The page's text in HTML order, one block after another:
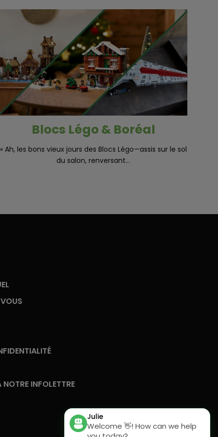
Blocs Légo & Boréal
« Ah, les bons vieux jours des Blocs Légo—assis sur le sol
du salon, renversant...
INFOLETTRE